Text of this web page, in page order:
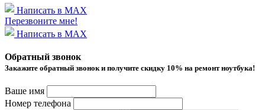
Написать в MAX
Перезвоните мне!
Написать в MAX
Обратный звонок
Закажите обратный звонок и получитe скидку 10% на ремонт ноутбука!
Ваше имя
Номер телефона